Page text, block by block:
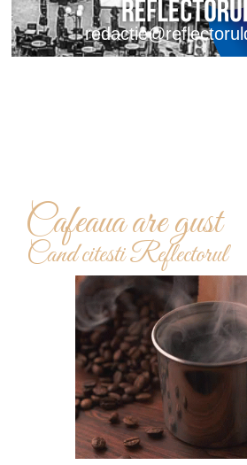
Cafeaua are gust
Cand citesti Reflectorul